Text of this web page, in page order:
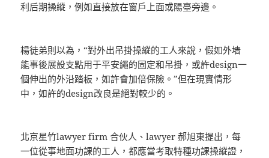
利后期操縱，例如直接放在窗戶上面或陽臺旁邊。
楊徒弟則以為，“對外出吊掛操縱的工人來說，假如外墻
能事後展設支點用于平安繩的固定和吊掛，或許design一
個伸出的外沿踏板，如許會加倍保險。”但在現實情形
中，如許的design改良是絕對較少的。
北京星竹lawyer firm 合伙人、lawyer 郝旭東提出，每
一位從事地面功課的工人，都應當考取特種功課操縱證，